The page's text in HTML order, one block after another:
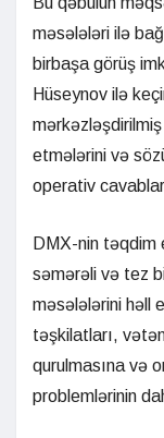
məsələləri ilə
birbaşa görüş
Hüseynov ilə
etmələrini və
operativ
DMX-nin təqdim
səmərəli və tez
məsələlərini həll
təşkilatları,
qurulmasına və
problemlərinin